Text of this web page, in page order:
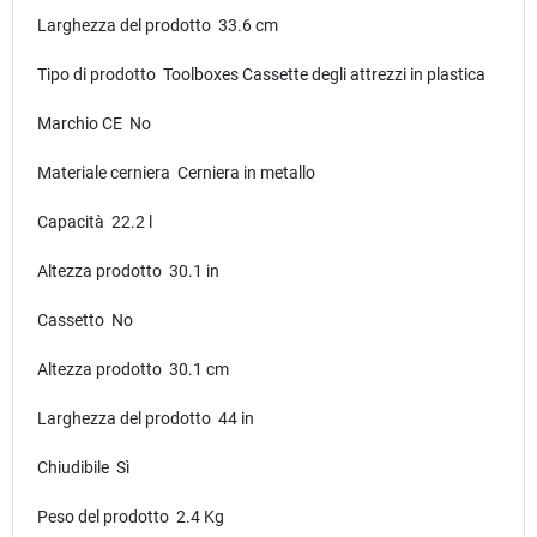
Larghezza del prodotto 33.6 cm
Tipo di prodotto Toolboxes Cassette degli attrezzi in plastica
Marchio CE No
Materiale cerniera Cerniera in metallo
Capacità 22.2 l
Altezza prodotto 30.1 in
Cassetto No
Altezza prodotto 30.1 cm
Larghezza del prodotto 44 in
Chiudibile Sì
Peso del prodotto 2.4 Kg